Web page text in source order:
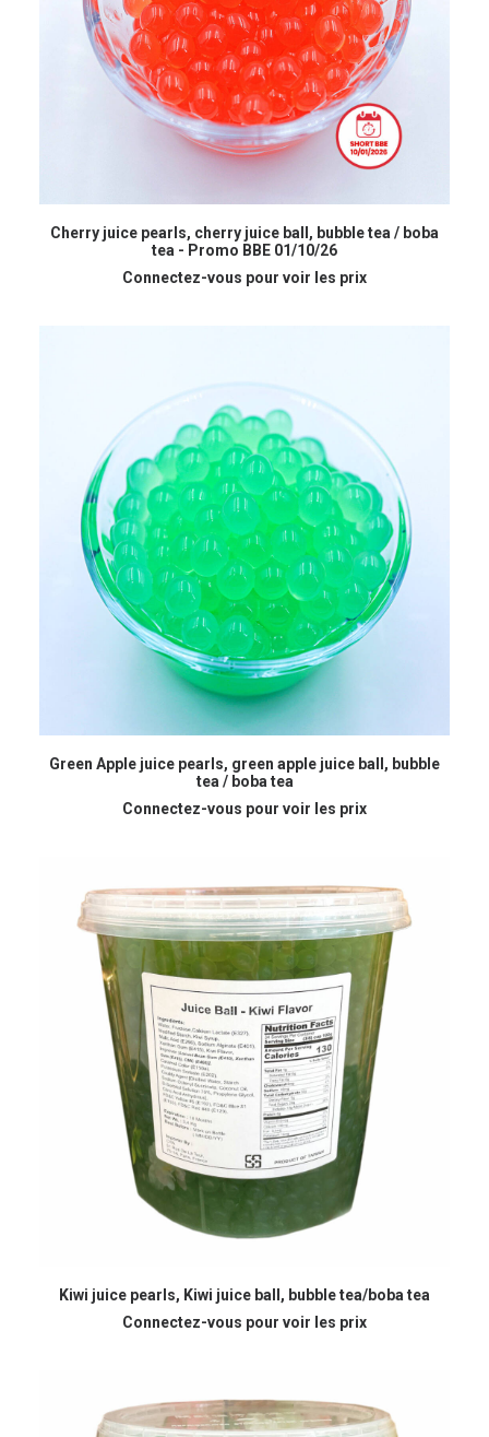
READ MORE
Cherry juice pearls, cherry juice ball, bubble tea / boba
tea - Promo BBE 01/10/26
Connectez-vous pour voir les prix
READ MORE
Green Apple juice pearls, green apple juice ball, bubble
tea / boba tea
Connectez-vous pour voir les prix
READ MORE
Kiwi juice pearls, Kiwi juice ball, bubble tea/boba tea
Connectez-vous pour voir les prix